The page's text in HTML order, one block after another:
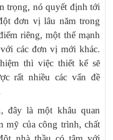
trọng, nó quyết định tới
đơn vị lâu năm trong
riêng, một thế mạnh
các đơn vị mới khác.
thì việc thiết kế sẽ
rất nhiều các vấn đề
đây là một khâu quan
mỹ của công trình, chất